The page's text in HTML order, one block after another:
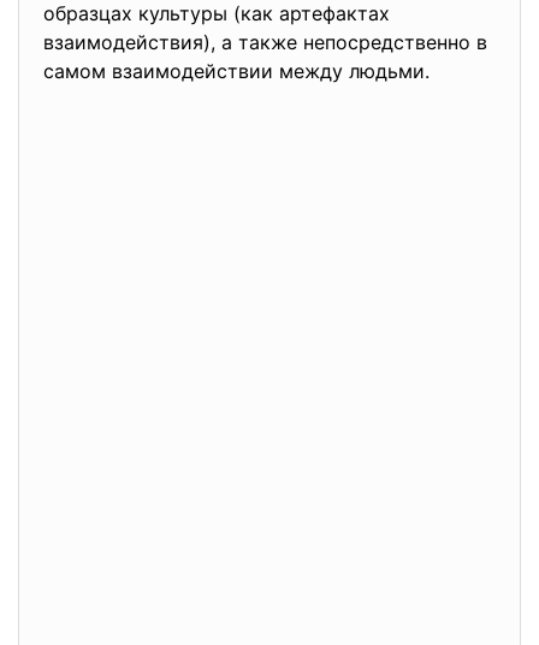
образцах культуры (как артефактах
взаимодействия), а также непосредственно в
самом взаимодействии между людьми.